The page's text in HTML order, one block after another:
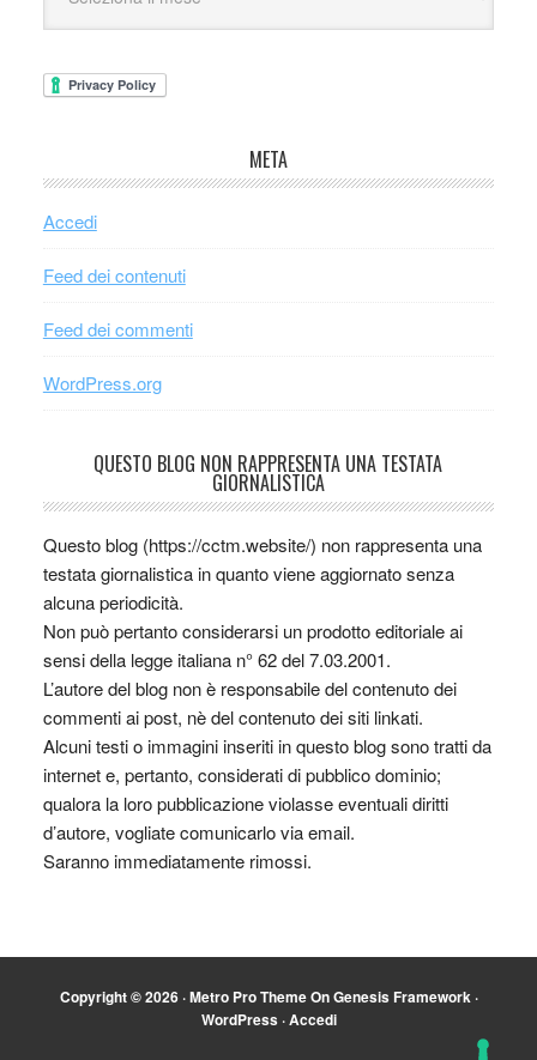
META
Accedi
Feed dei contenuti
Feed dei commenti
WordPress.org
QUESTO BLOG NON RAPPRESENTA UNA TESTATA
GIORNALISTICA
Questo blog (https://cctm.website/) non rappresenta una
testata giornalistica in quanto viene aggiornato senza
alcuna periodicità.
Non può pertanto considerarsi un prodotto editoriale ai
sensi della legge italiana n° 62 del 7.03.2001.
L’autore del blog non è responsabile del contenuto dei
commenti ai post, nè del contenuto dei siti linkati.
Alcuni testi o immagini inseriti in questo blog sono tratti da
internet e, pertanto, considerati di pubblico dominio;
qualora la loro pubblicazione violasse eventuali diritti
d’autore, vogliate comunicarlo via email.
Saranno immediatamente rimossi.
Copyright © 2026 ·Metro Pro ThemeOnGenesis Framework·
WordPress·Accedi